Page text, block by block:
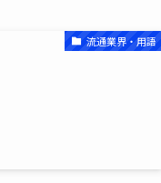
流通業界・用語